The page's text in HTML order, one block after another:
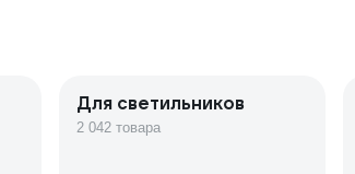
Для светильников
2 042 товара